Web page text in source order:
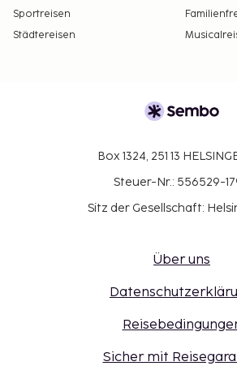
Sportreisen
Städtereisen
Box 1324, 251 13
Steuer-Nr.: 556529-
Sitz der Gesellschaft:
Über uns
Sicher mit